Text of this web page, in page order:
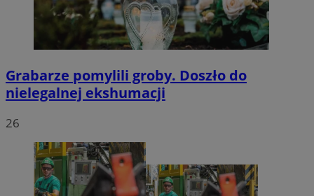
Grabarze pomylili groby. Doszło do
nielegalnej ekshumacji
26